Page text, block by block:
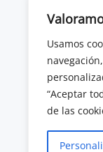
Usamos
“Aceptar
de las